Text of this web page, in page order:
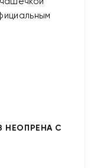
НЕОПРЕНА С